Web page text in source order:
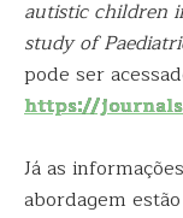
autistic children
study of
pode ser
https://
Já as
abordagem